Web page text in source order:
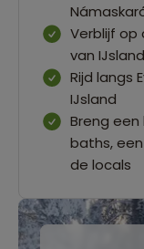
Verblijf
van
Rijd langs
IJsland
Breng
baths,
de locals